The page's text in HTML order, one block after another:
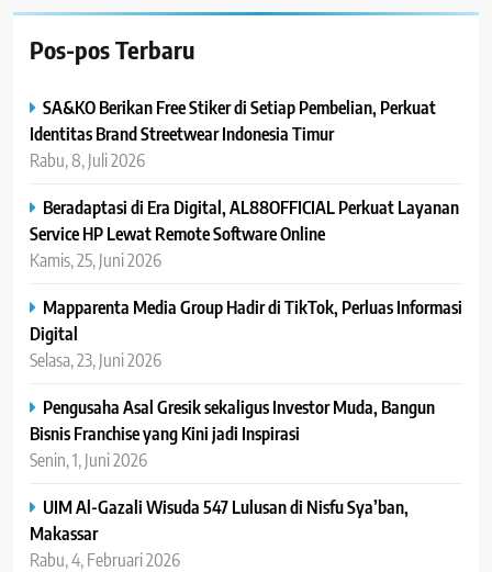
Pos-pos Terbaru
SA&KO Berikan Free Stiker di Setiap Pembelian, Perkuat
Identitas Brand Streetwear Indonesia Timur
Rabu, 8, Juli 2026
Beradaptasi di Era Digital, AL88OFFICIAL Perkuat Layanan
Service HP Lewat Remote Software Online
Kamis, 25, Juni 2026
Mapparenta Media Group Hadir di TikTok, Perluas Informasi
Digital
Selasa, 23, Juni 2026
Pengusaha Asal Gresik sekaligus Investor Muda, Bangun
Bisnis Franchise yang Kini jadi Inspirasi
Senin, 1, Juni 2026
UIM Al-Gazali Wisuda 547 Lulusan di Nisfu Sya’ban,
Makassar
Rabu, 4, Februari 2026